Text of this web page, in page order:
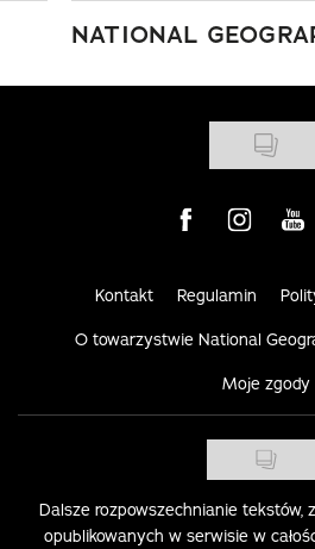
NATIONAL
Visit us onVisit us on
Visit
Kontakt Regulamin
O towarzystwie National
Moje zgody
Dalsze rozpowszechnianie tekstów,
opublikowanych w serwisie w